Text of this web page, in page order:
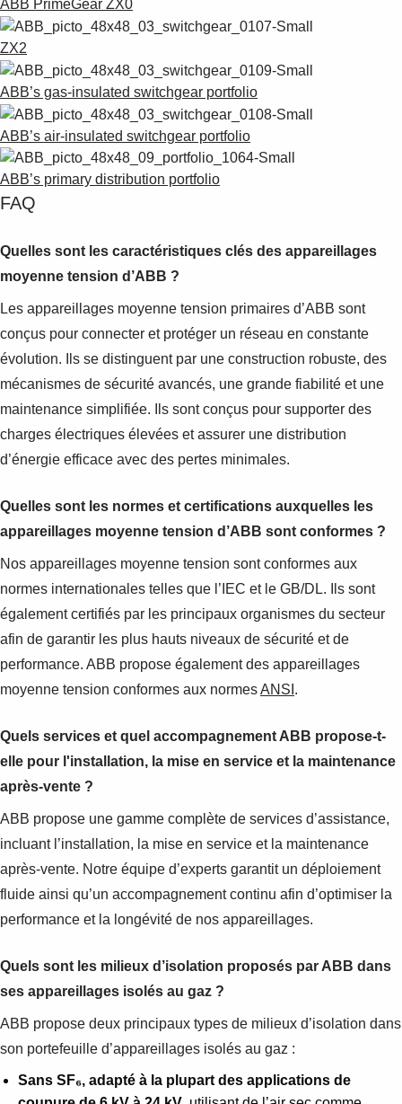
ABB PrimeGear ZX0
ZX2
ABB’s gas-insulated switchgear portfolio
ABB’s air-insulated switchgear portfolio
ABB’s primary distribution portfolio
FAQ
Quelles sont les caractéristiques clés des appareillages
moyenne tension d’ABB ?
Les appareillages moyenne tension primaires d’ABB sont
conçus pour connecter et protéger un réseau en constante
évolution. Ils se distinguent par une construction robuste, des
mécanismes de sécurité avancés, une grande fiabilité et une
maintenance simplifiée. Ils sont conçus pour supporter des
charges électriques élevées et assurer une distribution
d’énergie efficace avec des pertes minimales.
Quelles sont les normes et certifications auxquelles les
appareillages moyenne tension d’ABB sont conformes ?
Nos appareillages moyenne tension sont conformes aux
normes internationales telles que l’IEC et le GB/DL. Ils sont
également certifiés par les principaux organismes du secteur
afin de garantir les plus hauts niveaux de sécurité et de
performance. ABB propose également des appareillages
moyenne tension conformes aux normesANSI .
Quels services et quel accompagnement ABB propose-t-
elle pour l'installation, la mise en service et la maintenance
après-vente ?
ABB propose une gamme complète de services d’assistance,
incluant l’installation, la mise en service et la maintenance
après-vente. Notre équipe d’experts garantit un déploiement
fluide ainsi qu’un accompagnement continu afin d’optimiser la
performance et la longévité de nos appareillages.
Quels sont les milieux d’isolation proposés par ABB dans
ses appareillages isolés au gaz ?
ABB propose deux principaux types de milieux d’isolation dans
son portefeuille d’appareillages isolés au gaz :
Sans SF₆, adapté à la plupart des applications de